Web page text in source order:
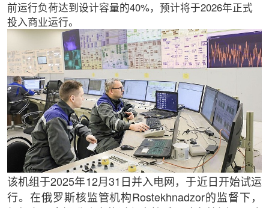
前运行负荷达到设计容量的40%，预计将于2026年正式
投入商业运行。
该机组于2025年12月31日并入电网，于近日开始试运
行。在俄罗斯核监管机构Rostekhnadzor的监督下，